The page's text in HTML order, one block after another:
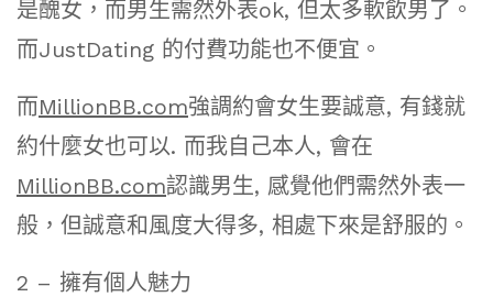
是醜女，而男生需然外表ok, 但太多軟飲男了。
而JustDating 的付費功能也不便宜。
而MillionBB.com強調約會女生要誠意, 有錢就
約什麼女也可以. 而我自己本人, 會在
MillionBB.com認識男生, 感覺他們需然外表一
般，但誠意和風度大得多, 相處下來是舒服的。
2 – 擁有個人魅力